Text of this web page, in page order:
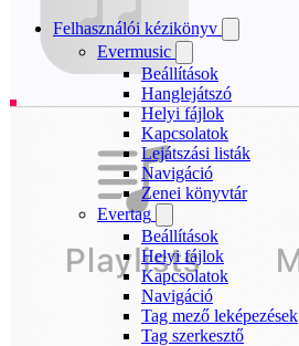
Felhasználói kézikönyv
Evermusic
Beállítások
Hanglejátszó
Helyi fájlok
Kapcsolatok
Lejátszási listák
Navigáció
Zenei könyvtár
Evertag
Beállítások
Helyi fájlok
Kapcsolatok
Navigáció
Tag mező leképezések
Tag szerkesztő